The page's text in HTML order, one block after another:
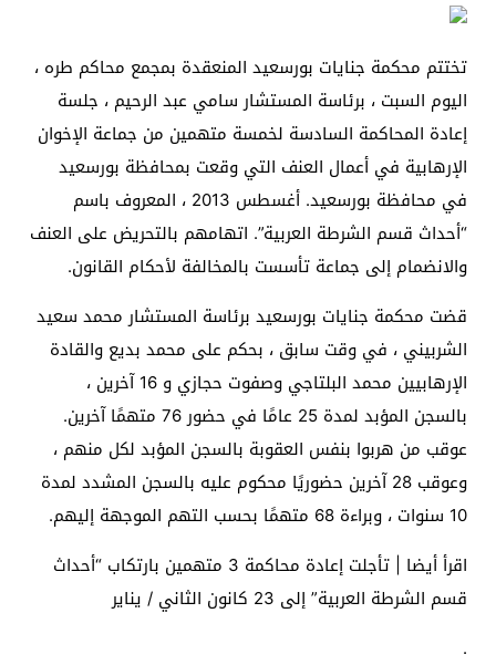
تختتم محكمة جنايات بورسعيد المنعقدة بمجمع محاكم طره ،
اليوم السبت ، برئاسة المستشار سامي عبد الرحيم ، جلسة
إعادة المحاكمة السادسة لخمسة متهمين من جماعة الإخوان
الإرهابية في أعمال العنف التي وقعت بمحافظة بورسعيد
في محافظة بورسعيد. أغسطس 2013 ، المعروف باسم
“أحداث قسم الشرطة العربية”. اتهامهم بالتحريض على العنف
والانضمام إلى جماعة تأسست بالمخالفة لأحكام القانون.
قضت محكمة جنايات بورسعيد برئاسة المستشار محمد سعيد
الشربيني ، في وقت سابق ، بحكم على محمد بديع والقادة
الإرهابيين محمد البلتاجي وصفوت حجازي و 16 آخرين ،
بالسجن المؤبد لمدة 25 عامًا في حضور 76 متهمًا آخرين.
عوقب من هربوا بنفس العقوبة بالسجن المؤبد لكل منهم ،
وعوقب 28 آخرين حضوريًا محكوم عليه بالسجن المشدد لمدة
10 سنوات ، وبراءة 68 متهمًا بحسب التهم الموجهة إليهم.
اقرأ أيضا | تأجلت إعادة محاكمة 3 متهمين بارتكاب “أحداث
قسم الشرطة العربية” إلى 23 كانون الثاني / يناير
.